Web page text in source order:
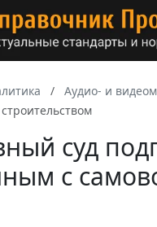
Аудио- и
суд
с